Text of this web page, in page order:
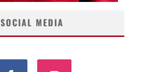
SOCIAL MEDIA